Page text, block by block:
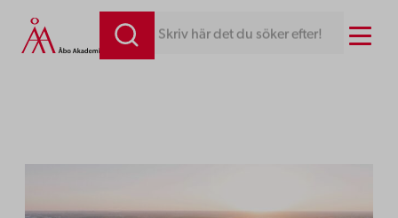
Hoppa
till
Skriv här det du söker efter! Menu